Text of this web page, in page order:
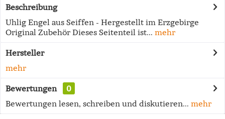
Beschreibung
Uhlig Engel aus Seiffen - Hergestellt im Erzgebirge
Original Zubehör Dieses Seitenteil ist... mehr
Hersteller
mehr
Bewertungen
0
Bewertungen lesen, schreiben und diskutieren... mehr